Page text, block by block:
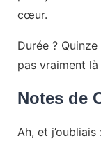
cœur.
Durée ?
pas vraiment
Notes de
Ah, et